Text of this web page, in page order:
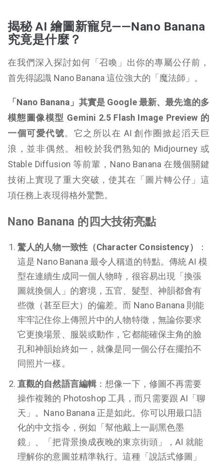
揭秘 AI 繪圖新寵兒——Nano Banana
究竟是什麼？
在我們深入探討如何「召喚」出你的專屬公仔前，
首先得認識 Nano Banana 這位強大的「魔法師」。
「Nano Banana」其實是 Google 最新、最先進的多
模態圖像模型 Gemini 2.5 Flash Image Preview 的
一個可愛代號。它之所以在 AI 創作圈掀起滔天巨
浪，並非偶然。相較於我們熟知的 Midjourney 或
Stable Diffusion 等前輩，Nano Banana 在幾個關鍵
技術上實現了重大突破，使其在「圖片轉公仔」這
項任務上表現得格外驚艷。
Nano Banana 的四大技術亮點
驚人的人物一致性（Character Consistency）
：
這是 Nano Banana 最令人稱道的特點。傳統 AI 模
型在連續生成同一個人物時，很容易出現「換張
圖就換個人」的窘境，五官、髮型、神韻都會有
些微（甚至巨大）的偏差。而 Nano Banana 則能
牢牢記住你上傳照片中的人物特徵，無論你要求
它更換場景、服裝或動作，它都能確保主角的臉
孔和神韻始終如一，就像是同一個公仔在擺拍不
同照片一樣。
直觀的自然語言編輯：想像一下，修圖不再需要
操作複雜的 Photoshop 工具，而只需要跟 AI「聊
天」。Nano Banana 正是如此。你可以用最口語
化的中文指令，例如「幫他戴上一副黑色墨
鏡」、「把背景換成夜晚的東京街頭」，AI 就能
理解你的意圖並精準執行。這種「說話式修圖」